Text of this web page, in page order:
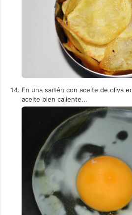
En una sartén con aceite de oliva
aceite bien caliente...